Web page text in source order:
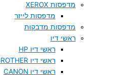
מדפסות XEROX
מדפסות לייזר
מדפסות מדבקות
ראשי דיו
ראשי דיו HP
ראשי דיו BROTHER
ראשי דיו CANON